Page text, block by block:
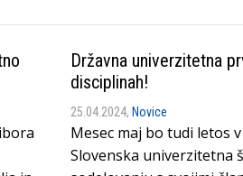
Državna univerzitetna
disciplinah!
25.04.2024, Novice
Mesec maj bo tudi letos
Slovenska univerzitetna